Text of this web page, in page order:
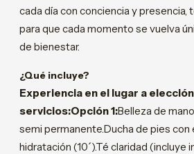
cada día con conciencia y presencia,
para que cada momento se vuelva
de bienestar.
¿Qué incluye?
Experiencia en el lugar a
servicios:Opción 1:Belleza de
semi permanente.Ducha de pies con
hidratación (10´).Té claridad (incluye